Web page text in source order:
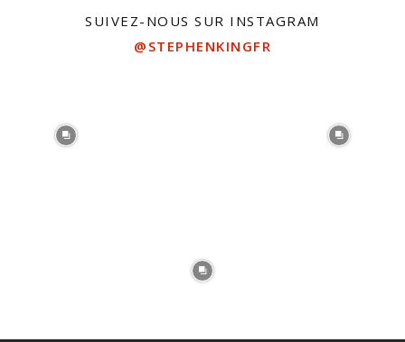
SUIVEZ-NOUS SUR INSTAGRAM
@STEPHENKINGFR